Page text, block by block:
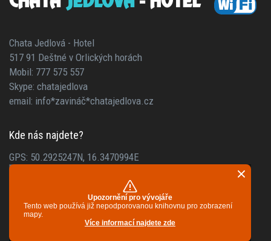
Chata Jedlová - Hotel
517 91 Deštné v Orlických horách
Mobil: 777 575 557
Skype: chatajedlova
email: info*zavináč*chatajedlova.cz
Kde nás najdete?
GPS: 50.2925247N, 16.3470994E